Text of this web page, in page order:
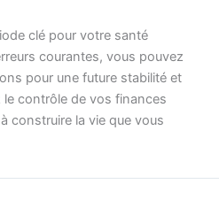
clé pour votre santé
courantes, vous pouvez
pour une future stabilité et
le contrôle de vos finances
construire la vie que vous